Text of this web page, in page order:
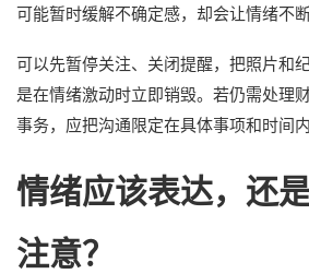
可能暂时缓解不确定感，却会让情绪不断
可以先暂停关注、关闭提醒，把照片和
是在情绪激动时立即销毁。若仍需处理
事务，应把沟通限定在具体事项和时间内
情绪应该表达，还
注意？